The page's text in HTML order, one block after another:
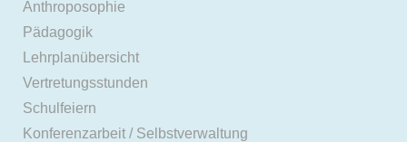
Anthroposophie
Pädagogik
Lehrplanübersicht
Vertretungsstunden
Schulfeiern
Konferenzarbeit / Selbstverwaltung